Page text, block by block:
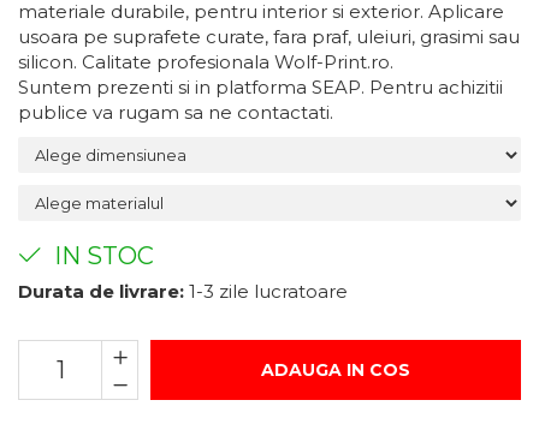
Suport/Coaster din Lemn
Indicatoare de Securitate
Indicatoare de Avertizare
Indicatoare de Obligativitate
materiale durabile, pentru interior si exterior. Aplicare
usoara pe suprafete curate, fara praf, uleiuri, grasimi sau
silicon. Calitate profesionala Wolf-Print.ro.
Suntem prezenti si in platforma SEAP. Pentru achizitii
publice va rugam sa ne contactati.
IN STOC
Durata de livrare: 1-3 zile lucratoare
ADAUGA IN COS